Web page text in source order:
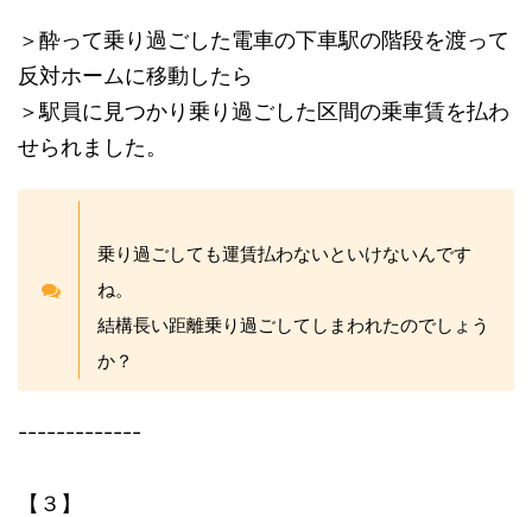
＞酔って乗り過ごした電車の下車駅の階段を渡って
反対ホームに移動したら
＞駅員に見つかり乗り過ごした区間の乗車賃を払わ
せられました。
乗り過ごしても運賃払わないといけないんです
ね。
結構長い距離乗り過ごしてしまわれたのでしょう
か？
-------------
【３】